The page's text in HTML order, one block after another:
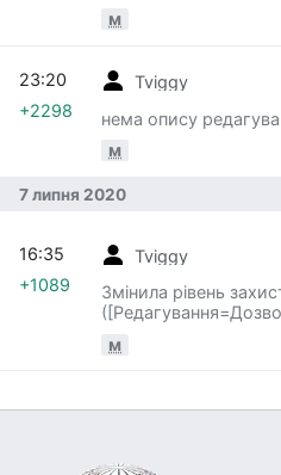
м
Tviggy
нема опису
м
23:20
+2298
7 липня 2020
Tviggy
Змінила рівень
м
16:35
+1089